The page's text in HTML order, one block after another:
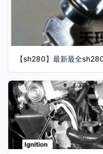
【sh280】最新最全